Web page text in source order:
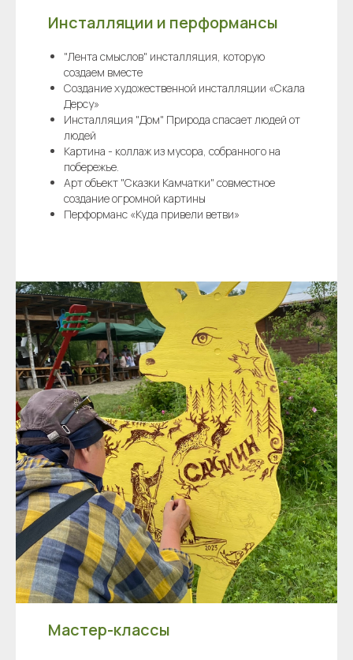
Инсталляции и перформансы
"Лента смыслов" инсталляция, которую
создаем вместе
Создание художественной инсталляции «Скала
Дерсу»
Инсталляция "Дом" Природа спасает людей от
людей
Картина - коллаж из мусора, собранного на
побережье.
Арт объект "Сказки Камчатки" совместное
создание огромной картины
Перформанс «Куда привели ветви»
Мастер-классы